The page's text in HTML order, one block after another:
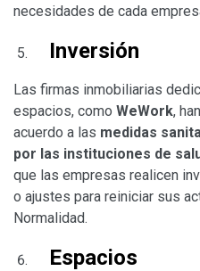
necesidades de cada
Inversión
Las firmas inmobiliarias
espacios, como WeWork,
acuerdo a las medidas
por las instituciones de
que las empresas realicen
o ajustes para reiniciar sus
Normalidad.
Espacios